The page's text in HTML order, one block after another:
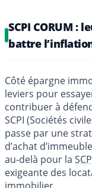
SCPI CORUM :
battre
Côté épargne
leviers pour
contribuer à
SCPI (Sociétés
passe par une
d’achat
au-delà pour la
exigeante des
immobilier.